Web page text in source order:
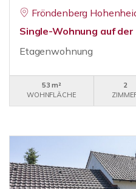
Fröndenberg
Single-Wohnung auf
Etagenwohnung
53 m²
WOHNFLÄCHE
2